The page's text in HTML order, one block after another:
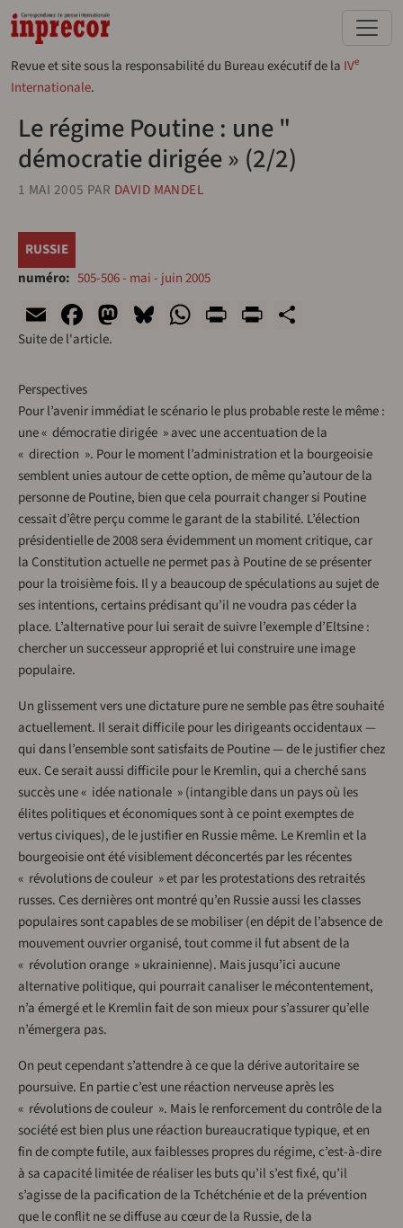
Aller au contenu principal
Revue et site sous la responsabilité du Bureau exécutif de la IVe
Internationale.
Le régime Poutine : une "
démocratie dirigée » (2/2)
1 MAI 2005 PAR DAVID MANDEL
RUSSIE
numéro
505-506 - mai - juin 2005
EmailFacebook
Mastodon
Bluesky
WhatsApp
Print
Suite de l'article.
Perspectives
Pour l’avenir immédiat le scénario le plus probable reste le même :
une « démocratie dirigée » avec une accentuation de la
« direction ». Pour le moment l’administration et la bourgeoisie
semblent unies autour de cette option, de même qu’autour de la
personne de Poutine, bien que cela pourrait changer si Poutine
cessait d’être perçu comme le garant de la stabilité. L’élection
présidentielle de 2008 sera évidemment un moment critique, car
la Constitution actuelle ne permet pas à Poutine de se présenter
pour la troisième fois. Il y a beaucoup de spéculations au sujet de
ses intentions, certains prédisant qu’il ne voudra pas céder la
place. L’alternative pour lui serait de suivre l’exemple d’Eltsine :
chercher un successeur approprié et lui construire une image
populaire.
Un glissement vers une dictature pure ne semble pas être souhaité
actuellement. Il serait difficile pour les dirigeants occidentaux —
qui dans l’ensemble sont satisfaits de Poutine — de le justifier chez
eux. Ce serait aussi difficile pour le Kremlin, qui a cherché sans
succès une « idée nationale » (intangible dans un pays où les
élites politiques et économiques sont à ce point exemptes de
vertus civiques), de le justifier en Russie même. Le Kremlin et la
bourgeoisie ont été visiblement déconcertés par les récentes
« révolutions de couleur » et par les protestations des retraités
russes. Ces dernières ont montré qu’en Russie aussi les classes
populaires sont capables de se mobiliser (en dépit de l’absence de
mouvement ouvrier organisé, tout comme il fut absent de la
« révolution orange » ukrainienne). Mais jusqu’ici aucune
alternative politique, qui pourrait canaliser le mécontentement,
n’a émergé et le Kremlin fait de son mieux pour s’assurer qu’elle
n’émergera pas.
On peut cependant s’attendre à ce que la dérive autoritaire se
poursuive. En partie c’est une réaction nerveuse après les
« révolutions de couleur ». Mais le renforcement du contrôle de la
société est bien plus une réaction bureaucratique typique, et en
fin de compte futile, aux faiblesses propres du régime, c’est-à-dire
à sa capacité limitée de réaliser les buts qu’il s’est fixé, qu’il
s’agisse de la pacification de la Tchétchénie et de la prévention
que le conflit ne se diffuse au cœur de la Russie, de la